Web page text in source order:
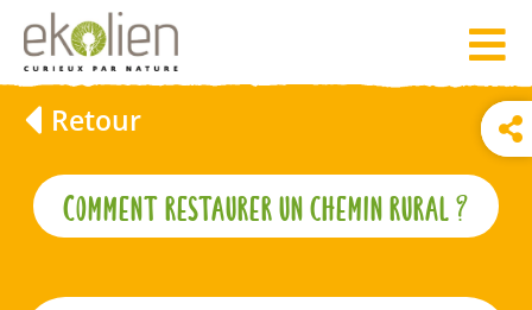
Retour
Comment restaurer un chemin rural ?